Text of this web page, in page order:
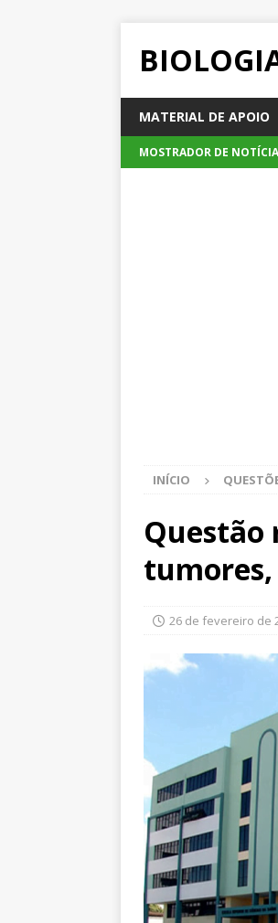
MATERIAL DE APOIO
MOSTRADOR DE
INÍCIO
Questão
tumores,
26 de fevereiro de